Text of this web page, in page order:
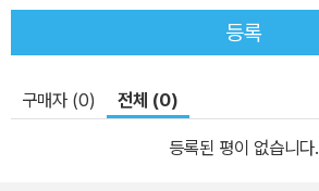
등록
구매자 (0) 전체 (0)
등록된 평이 없습니다.